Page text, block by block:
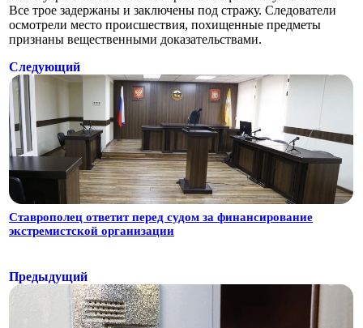
Все трое задержаны и заключены под стражу. Следователи
осмотрели место происшествия, похищенные предметы
признаны вещественными доказательствами.
Следующий
Ставрополец ответит перед судом за финансирование
экстремистской организации
Предыдущий